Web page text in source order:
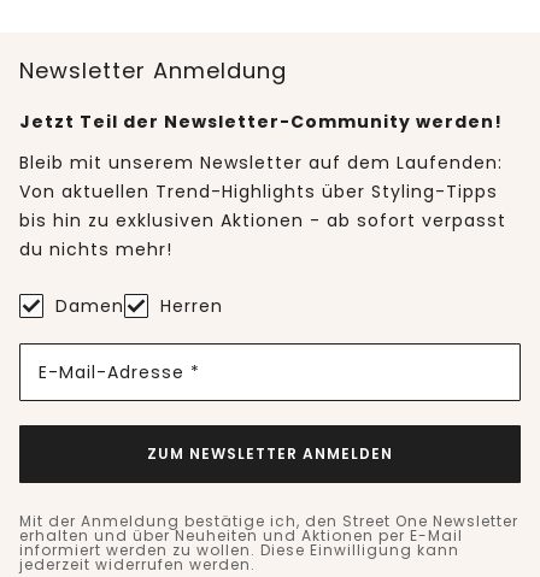
Newsletter Anmeldung
Jetzt Teil der Newsletter-Community werden!
Bleib mit unserem Newsletter auf dem Laufenden:
Von aktuellen Trend-Highlights über Styling-Tipps
bis hin zu exklusiven Aktionen - ab sofort verpasst
du nichts mehr!
Damen Herren
E-Mail-Adresse *
ZUM NEWSLETTER ANMELDEN
Mit der Anmeldung bestätige ich, den Street One Newsletter
erhalten und über Neuheiten und Aktionen per E-Mail
informiert werden zu wollen. Diese Einwilligung kann
jederzeit widerrufen werden.